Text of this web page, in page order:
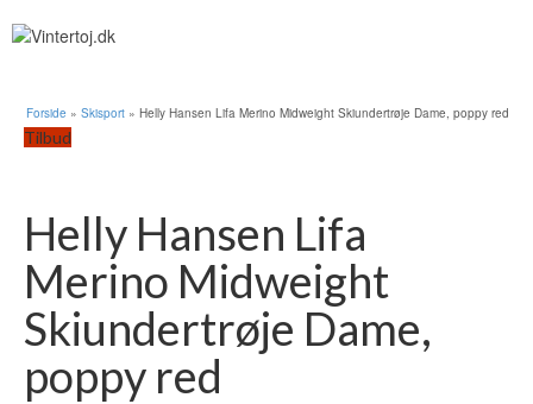
Forside » Skisport » Helly Hansen Lifa Merino Midweight Skiundertrøje Dame, poppy red
Tilbud
Helly Hansen Lifa
Merino Midweight
Skiundertrøje Dame,
poppy red